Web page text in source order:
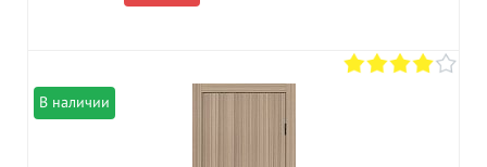
В наличии